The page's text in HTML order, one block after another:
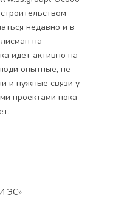
недавно и в
на
идет активно на
опытные, не
и нужные связи у
проектами пока
ЭС»